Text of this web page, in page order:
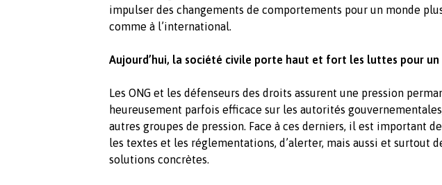
impulser des changements de comportements pour un monde
comme à l’international.
Aujourd’hui, la société civile porte haut et fort les luttes pour un
Les ONG et les défenseurs des droits assurent une pression
heureusement parfois efficace sur les autorités
autres groupes de pression. Face à ces derniers, il est important
les textes et les réglementations, d’alerter, mais aussi et surtout
solutions concrètes.